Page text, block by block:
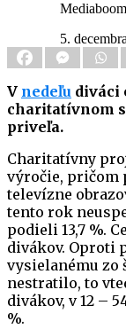
Mediaboom
5.
V nedeľu diváci
charitatívnom
priveľa.
Charitatívny
výročie, pričom
televízne
tento rok
podieli 13,7 %.
divákov. Oproti
vysielanému zo
nestratilo, to
divákov, v 12 –
%.